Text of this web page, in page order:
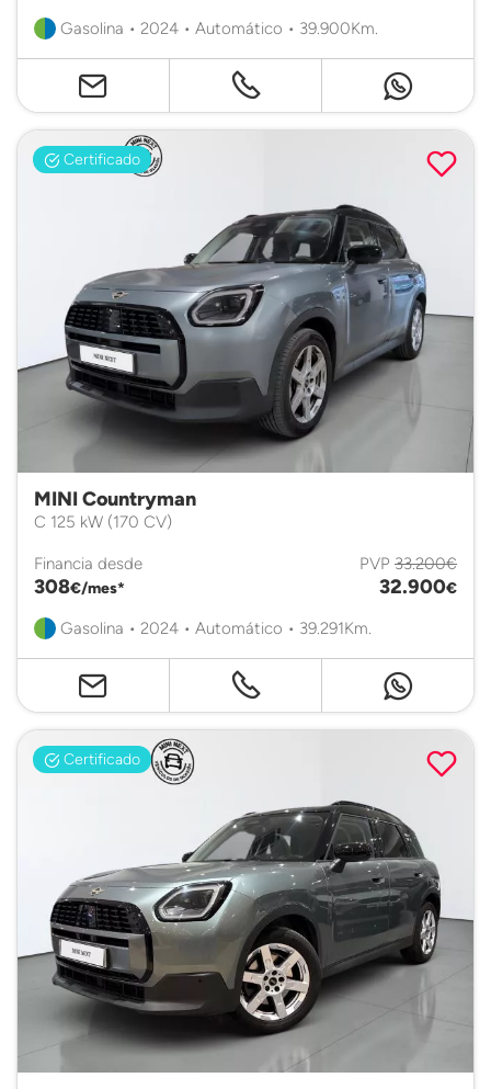
Gasolina • 2024 • Automático • 39.900Km.
Certificado
MINI Countryman
C 125 kW (170 CV)
Financia desde
308€/mes*
PVP 33.200€
32.900€
Gasolina • 2024 • Automático • 39.291Km.
Certificado